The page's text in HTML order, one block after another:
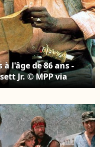
à l'âge de 86 ans -
Jr. © MPP via